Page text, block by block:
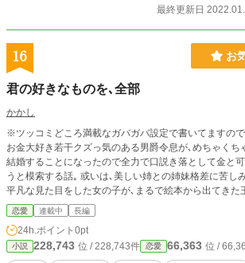
最終更新日
16 お
君の好きなものを､全部
かかし
※ツッコミどころ満載なガバガバ設定で書いてますのでご了
お金大好き若干クズっ気のある男爵令息が､めちゃくち
結婚することになったので全力で口説き落として金と
うと模索する話｡ 或いは､美しい姉との姉妹格差に苦しみ自尊心も粉々にされた
平凡な見た目をした女の子が､まるで絵本から出てきた
婚約者を政略結婚から解放してやろうと足掻きながら
言動に振り回されつつ幸せを手に入れる話｡ エールにお気に入り、ありがとうご
ざいます！ モチベーションばりばり上がります！ アルファポリス様限定連載と
なります｡ ハッピーエンド予定｡ 完結………できたら
恋愛 連載中 長編
24h.ポイント 0pt
小説 228,743 位 / 228,743件 恋愛 66,363 位 /